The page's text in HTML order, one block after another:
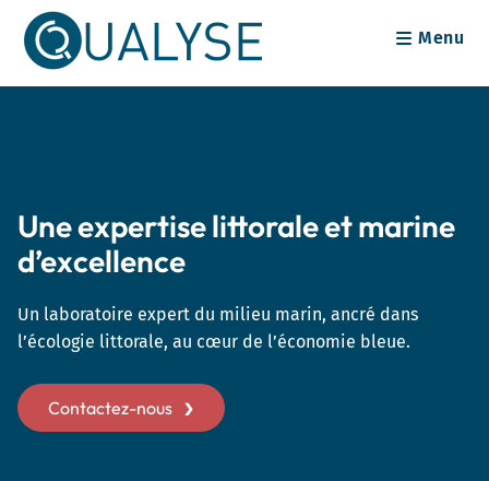
content
Menu
Une expertise littorale et marine
d’excellence
Un laboratoire expert du milieu marin, ancré dans
l’écologie littorale, au cœur de l’économie bleue.
Contactez-nous